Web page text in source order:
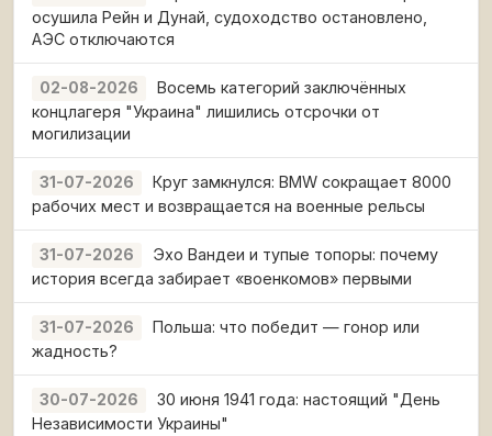
осушила Рейн и Дунай, судоходство остановлено,
АЭС отключаются
02-08-2026
Восемь категорий заключённых
концлагеря "Украина" лишились отсрочки от
могилизации
31-07-2026
Круг замкнулся: BMW сокращает 8000
рабочих мест и возвращается на военные рельсы
31-07-2026
Эхо Вандеи и тупые топоры: почему
история всегда забирает «военкомов» первыми
31-07-2026
Польша: что победит — гонор или
жадность?
30-07-2026
30 июня 1941 года: настоящий "День
Независимости Украины"